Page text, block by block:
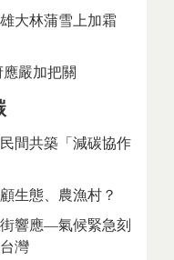
大林蒲雪上加霜
嚴加把關
間共築「減碳協作
生態、農漁村？
響應—氣候緊急刻
灣